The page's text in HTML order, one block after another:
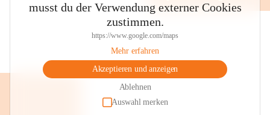
musst du der Verwendung externer Cookies
zustimmen.
https://www.google.com/maps
Mehr erfahren
Akzeptieren und anzeigen
Ablehnen
Auswahl merken